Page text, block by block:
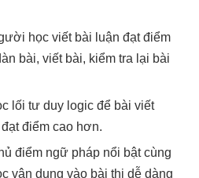
học viết bài luận đạt điểm
bài, viết bài, kiểm tra lại bài
lối tư duy logic để bài viết
điểm cao hơn.
điểm ngữ pháp nổi bật cùng
vận dụng vào bài thi dễ dàng